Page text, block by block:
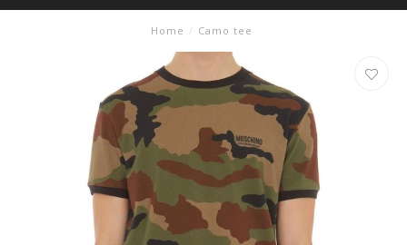
Home / Camo tee